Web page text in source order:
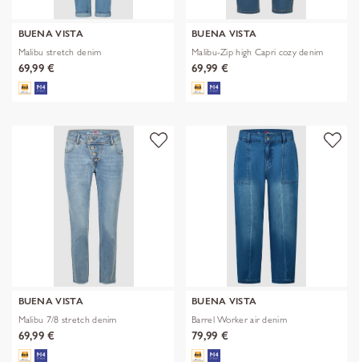
BUENA VISTA
Malibu stretch denim
69,99 €
BUENA VISTA
Malibu-Zip high Capri cozy denim
69,99 €
BUENA VISTA
Malibu 7/8 stretch denim
69,99 €
BUENA VISTA
Barrel Worker air denim
79,99 €